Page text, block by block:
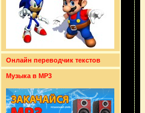
Онлайн переводчик текстов
Музыка в MP3